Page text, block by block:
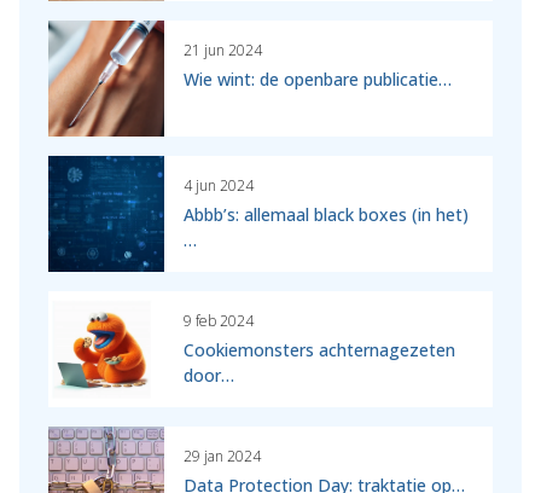
21 jun 2024
Wie wint: de openbare publicatie…
4 jun 2024
Abbb’s: allemaal black boxes (in het)
…
9 feb 2024
Cookiemonsters achternagezeten
door…
29 jan 2024
Data Protection Day: traktatie op…